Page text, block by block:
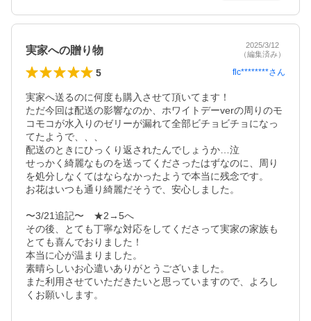
実家への贈り物
2025/3/12
（編集済み）
5 flc********さん
実家へ送るのに何度も購入させて頂いてます！
ただ今回は配送の影響なのか、ホワイトデーverの周りのモ
コモコが水入りのゼリーが漏れて全部ビチョビチョになっ
てたようで、、、
配送のときにひっくり返されたんでしょうか…泣
せっかく綺麗なものを送ってくださったはずなのに、周り
を処分しなくてはならなかったようで本当に残念です。
お花はいつも通り綺麗だそうで、安心しました。
〜3/21追記〜　★2→5へ
その後、とても丁寧な対応をしてくださって実家の家族も
とても喜んでおりました！
本当に心が温まりました。
素晴らしいお心遣いありがとうございました。
また利用させていただきたいと思っていますので、よろし
くお願いします。